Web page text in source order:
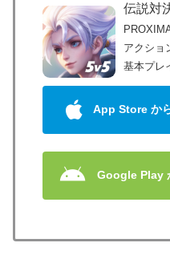
伝説対
アクショ
基本プレ
App Store か
Google Play